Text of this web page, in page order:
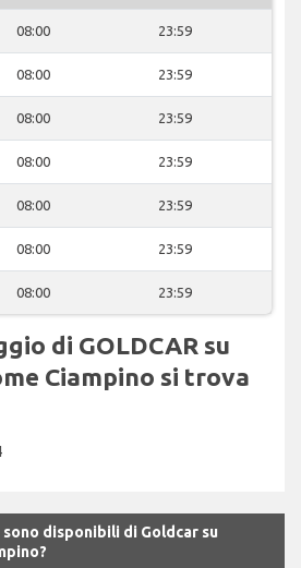
08:00 23:59
08:00 23:59
08:00 23:59
08:00 23:59
08:00 23:59
08:00 23:59
08:00 23:59
di GOLDCAR su
Ciampino si trova
disponibili di Goldcar su